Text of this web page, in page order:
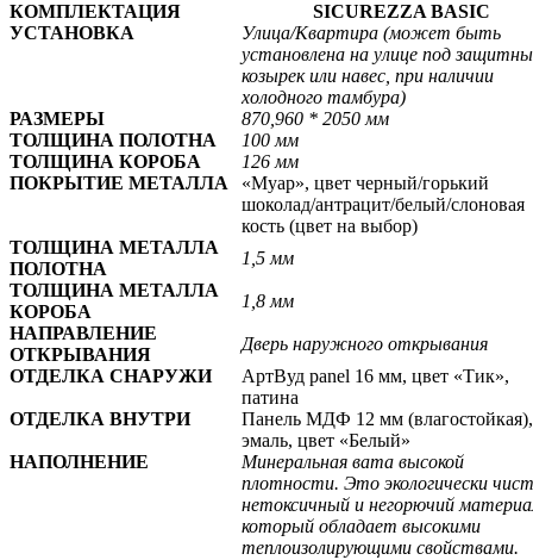
КОМПЛЕКТАЦИЯ
SICUREZZA BASIC
УСТАНОВКА
Улица/Квартира (может быть
установлена на улице под
козырек или навес, при наличии
холодного тамбура)
РАЗМЕРЫ
870,960 * 2050 мм
ТОЛЩИНА ПОЛОТНА
100 мм
ТОЛЩИНА КОРОБА
126 мм
ПОКРЫТИЕ МЕТАЛЛА
«Муар», цвет черный/горький
шоколад/антрацит/белый/слоновая
кость (цвет на выбор)
ТОЛЩИНА МЕТАЛЛА
ПОЛОТНА
1,5 мм
ТОЛЩИНА МЕТАЛЛА
КОРОБА
1,8 мм
НАПРАВЛЕНИЕ
ОТКРЫВАНИЯ
Дверь наружного открывания
ОТДЕЛКА СНАРУЖИ
АртВуд panel 16 мм, цвет «Тик»,
патина
ОТДЕЛКА ВНУТРИ
Панель МДФ 12 мм (влагостойкая),
эмаль, цвет «Белый»
НАПОЛНЕНИЕ
Минеральная вата высокой
плотности. Это экологически
нетоксичный и негорючий
который обладает высокими
теплоизолирующими свойствами.